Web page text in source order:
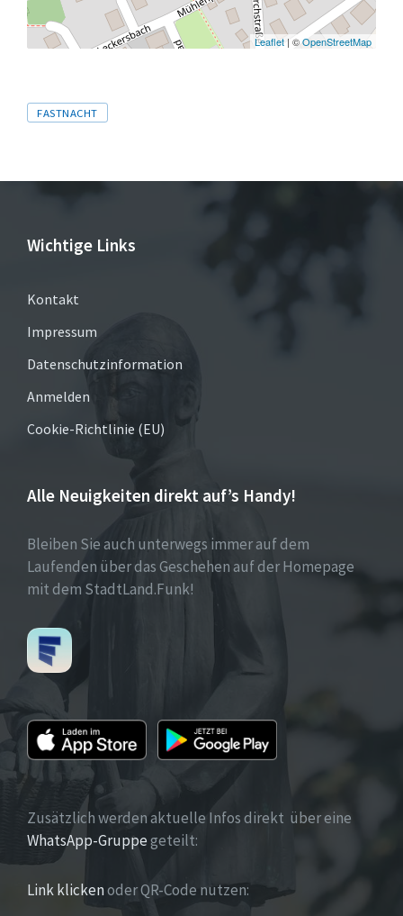
Leaflet| ©OpenStreetMap
Tags
FASTNACHT
Wichtige Links
Kontakt
Impressum
Datenschutzinformation
Anmelden
Cookie-Richtlinie (EU)
Alle Neuigkeiten direkt auf’s Handy!
Bleiben Sie auch unterwegs immer auf dem
Laufenden über das Geschehen auf der Homepage
mit dem StadtLand.Funk!
Zusätzlich werden aktuelle Infos direkt über eine
WhatsApp-Gruppegeteilt:
Link klickenoder QR-Code nutzen: